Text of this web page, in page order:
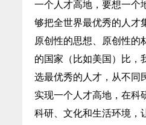
一个人才高地，要想一个
够把全世界最优秀的人才
原创性的思想、原创性的
的国家（比如美国）比，
选最优秀的人才，从不同
实现一个人才高地，在科
科研、文化和生活环境，